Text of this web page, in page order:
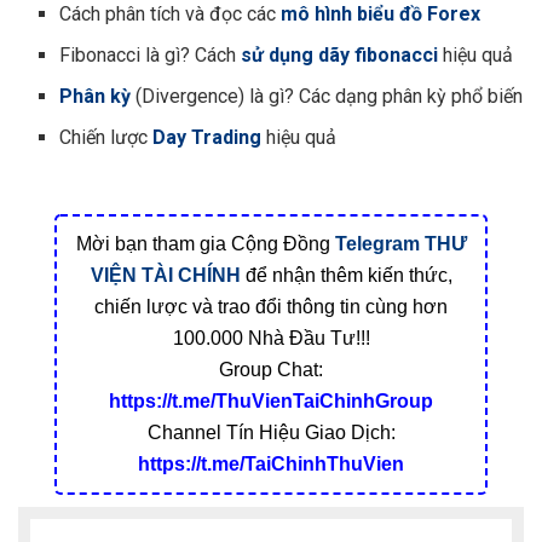
Cách phân tích và đọc các mô hình biểu đồ Forex
Fibonacci là gì? Cách sử dụng dãy fibonacci hiệu quả
Phân kỳ (Divergence) là gì? Các dạng phân kỳ phổ biến
Chiến lược Day Trading hiệu quả
Mời bạn tham gia Cộng Đồng Telegram THƯ
VIỆN TÀI CHÍNH để nhận thêm kiến thức,
chiến lược và trao đổi thông tin cùng hơn
100.000 Nhà Đầu Tư!!!
Group Chat:
https://t.me/ThuVienTaiChinhGroup
Channel Tín Hiệu Giao Dịch:
https://t.me/TaiChinhThuVien